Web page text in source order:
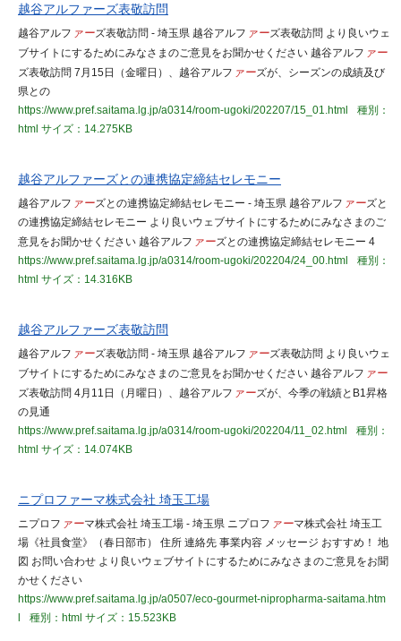
越谷アルファーズ表敬訪問
越谷アルフ ァーズ表敬訪問 - 埼玉県 越谷アルフ ァーズ表敬訪問 より良いウェ
ブサイトにするためにみなさまのご意見をお聞かせください 越谷アルフ ァー
ズ表敬訪問 7月15日（金曜日）、越谷アルフ ァーズが、シーズンの成績及び
県との
https://www.pref.saitama.lg.jp/a0314/room-ugoki/202207/15_01.html
種別：
html サイズ：14.275KB
越谷アルファーズとの連携協定締結セレモニー
越谷アルフ ァーズとの連携協定締結セレモニー - 埼玉県 越谷アルフ ァーズと
の連携協定締結セレモニー より良いウェブサイトにするためにみなさまのご
意見をお聞かせください 越谷アルフ ァーズとの連携協定締結セレモニー 4
https://www.pref.saitama.lg.jp/a0314/room-ugoki/202204/24_00.html
種別：
html サイズ：14.316KB
越谷アルファーズ表敬訪問
越谷アルフ ァーズ表敬訪問 - 埼玉県 越谷アルフ ァーズ表敬訪問 より良いウェ
ブサイトにするためにみなさまのご意見をお聞かせください 越谷アルフ ァー
ズ表敬訪問 4月11日（月曜日）、越谷アルフ ァーズが、今季の戦績とB1昇格
の見通
https://www.pref.saitama.lg.jp/a0314/room-ugoki/202204/11_02.html
種別：
html サイズ：14.074KB
ニプロファーマ株式会社 埼玉工場
ニプロフ ァーマ株式会社 埼玉工場 - 埼玉県 ニプロフ ァーマ株式会社 埼玉工
場《社員食堂》（春日部市） 住所 連絡先 事業内容 メッセージ おすすめ！ 地
図 お問い合わせ より良いウェブサイトにするためにみなさまのご意見をお聞
かせください
https://www.pref.saitama.lg.jp/a0507/eco-gourmet-nipropharma-saitama.htm
種別：html サイズ：15.523KB